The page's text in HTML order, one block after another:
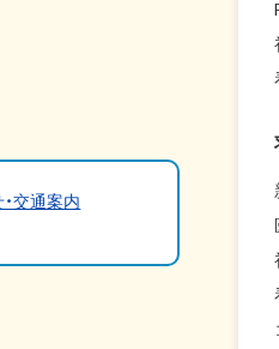
交通案内